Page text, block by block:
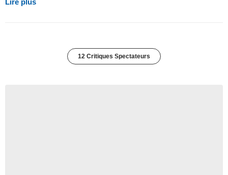
Lire plus
12 Critiques Spectateurs